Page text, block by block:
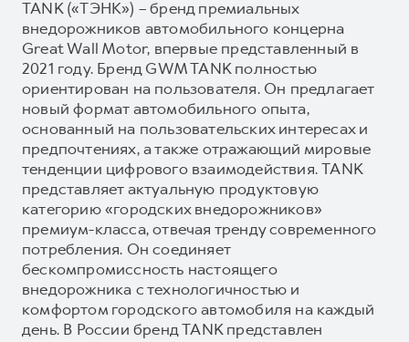
TANK («ТЭНК») – бренд премиальных
внедорожников автомобильного концерна
Great Wall Motor, впервые представленный в
2021 году. Бренд GWM TANK полностью
ориентирован на пользователя. Он предлагает
новый формат автомобильного опыта,
основанный на пользовательских интересах и
предпочтениях, а также отражающий мировые
тенденции цифрового взаимодействия. TANK
представляет актуальную продуктовую
категорию «городских внедорожников»
премиум-класса, отвечая тренду современного
потребления. Он соединяет
бескомпромиссность настоящего
внедорожника с технологичностью и
комфортом городского автомобиля на каждый
день. В России бренд TANK представлен